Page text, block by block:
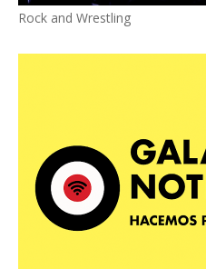
Rock and Wrestling